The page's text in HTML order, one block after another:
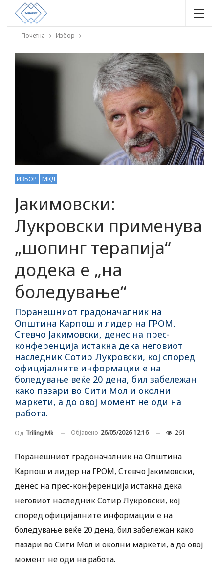
Почетна Избор
ИЗБОР МКД
Јакимовски:
Лукровски применува
„шопинг терапија“
додека е „на
боледување“
Поранешниот градоначалник на
Општина Карпош и лидер на ГРОМ,
Стевчо Јакимовски, денес на прес-
конференција истакна дека неговиот
наследник Сотир Лукровски, кој според
официјалните информации е на
боледување веќе 20 дена, бил забележан
како пазари во Сити Мол и околни
маркети, а до овој момент не оди на
работа.
Од Triling Mk Објавено 26/05/2026 12:16 261
Поранешниот градоначалник на Општина
Карпош и лидер на ГРОМ, Стевчо Јакимовски,
денес на прес-конференција истакна дека
неговиот наследник Сотир Лукровски, кој
според официјалните информации е на
боледување веќе 20 дена, бил забележан како
пазари во Сити Мол и околни маркети, а до овој
момент не оди на работа.